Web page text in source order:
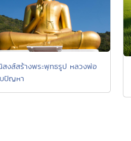
สงส์สร้างพระพุทธรูป หลวงพ่อ
ปัญหา